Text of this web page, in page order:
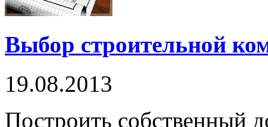
Выбор строительной
19.08.2013
Построить собственный